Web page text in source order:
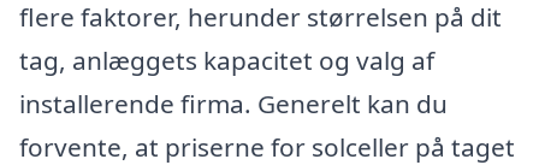
flere faktorer, herunder størrelsen på dit
tag, anlæggets kapacitet og valg af
installerende firma. Generelt kan du
forvente, at priserne for solceller på taget